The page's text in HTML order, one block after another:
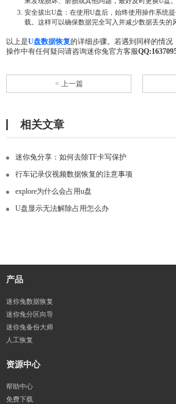
安全拔出U盘：在使用U盘后，始终使用操作系统
载。这样可以确保数据完全写入并减少数据丢失的
以上是U盘数据恢复的详细步骤。若遇到同样的情
操作中有任何疑问请咨询迷你兔官方客服
< 上一篇
相关文章
迷你兔分享：如何去除TF卡写保护
行车记录仪视频数据恢复的注意事项
explore为什么会占用u盘
U盘显示无法解除占用怎么办
产品
迷你兔数据恢复
迷你兔分区向导
迷你兔备份大师
人工恢复
资源中心
帮助中心
免费下载